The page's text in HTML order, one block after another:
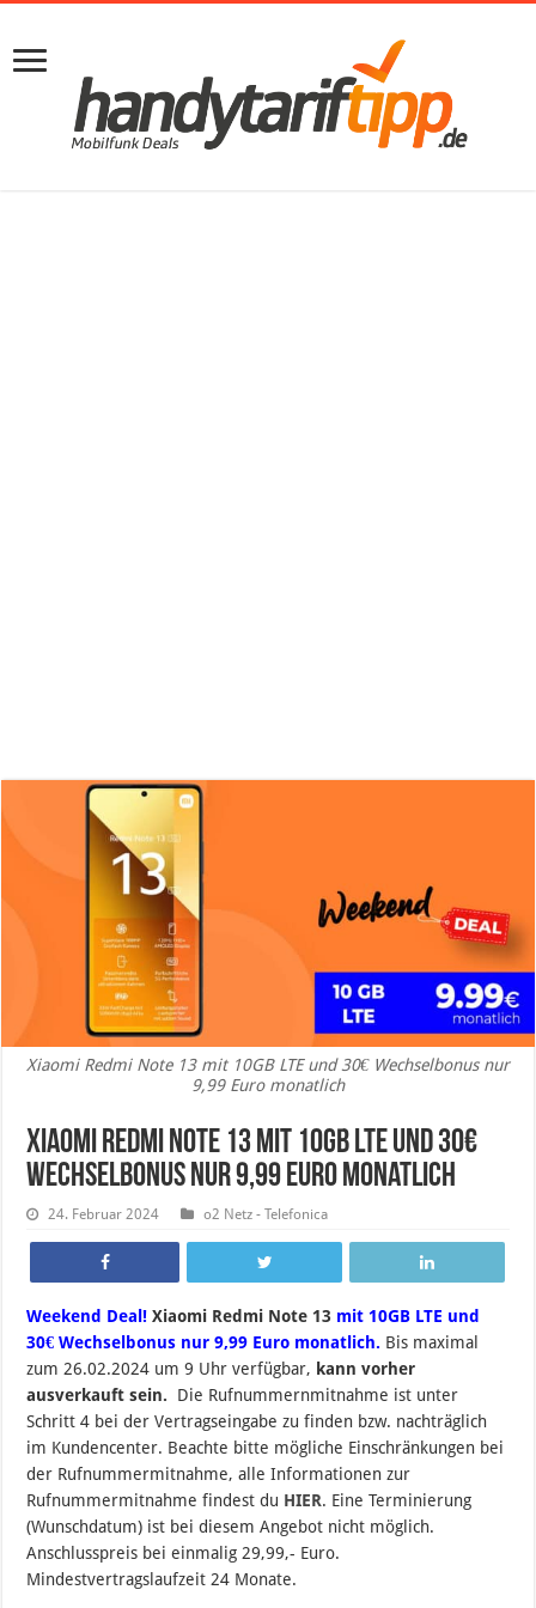
Xiaomi Redmi Note 13 mit 10GB LTE und 30€ Wechselbonus nur
9,99 Euro monatlich
Xiaomi Redmi Note 13 mit 10GB LTE und 30€
Wechselbonus nur 9,99 Euro monatlich
24. Februar 2024 o2 Netz - Telefonica
Weekend Deal! Xiaomi Redmi Note 13 mit 10GB LTE und
30€ Wechselbonus nur 9,99 Euro monatlich. Bis maximal
zum 26.02.2024 um 9 Uhr verfügbar, kann vorher
ausverkauft sein. Die Rufnummernmitnahme ist unter
Schritt 4 bei der Vertragseingabe zu finden bzw. nachträglich
im Kundencenter. Beachte bitte mögliche Einschränkungen bei
der Rufnummermitnahme, alle Informationen zur
Rufnummermitnahme findest du HIER. Eine Terminierung
(Wunschdatum) ist bei diesem Angebot nicht möglich.
Anschlusspreis bei einmalig 29,99,- Euro.
Mindestvertragslaufzeit 24 Monate.